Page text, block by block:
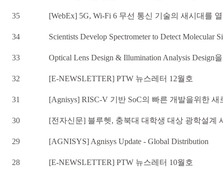
35 [WebEx] 5G, Wi-Fi 6 무선 통신 기술의 새시대를
34 Scientists Develop Spectrometer to Detect Molecular
33 Optical Lens Design & Illumination Analysis Design
32 [E-NEWSLETTER] PTW 뉴스레터 12월호
31 [Agnisys] RISC-V 기반 SoC의 빠른 개발을위한
30 [전자신문] 블루헷, 충북대 대학생 대상 광학설계
29 [AGNISYS] Agnisys Update - Global Distribution
28 [E-NEWSLETTER] PTW 뉴스레터 10월호